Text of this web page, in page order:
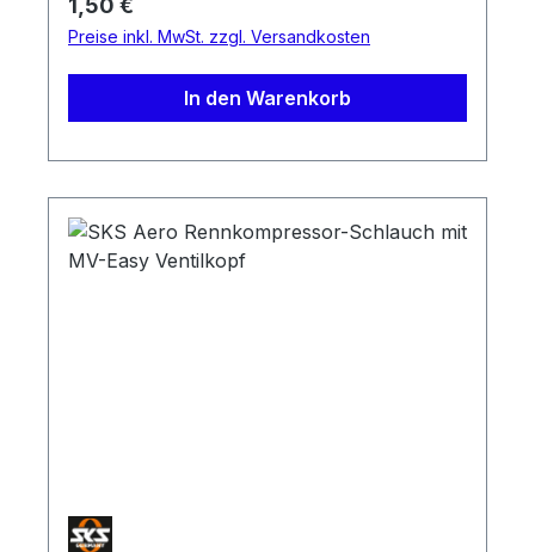
1,50 €
Preise inkl. MwSt. zzgl. Versandkosten
In den Warenkorb